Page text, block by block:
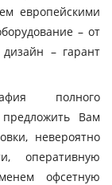
европейскими
– от
– гарант
полного
Вам
невероятно
оперативную
офсетную